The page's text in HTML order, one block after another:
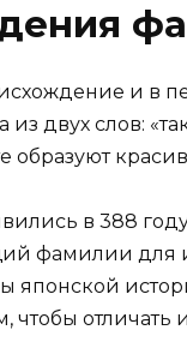
и в
двух слов:
образуют
в 388
фамилии для
японской
отличать